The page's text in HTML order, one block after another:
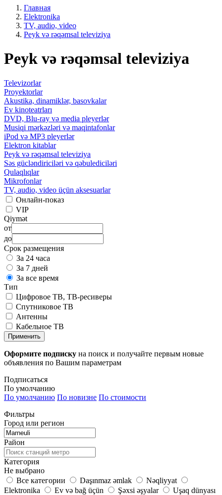
Главная
Elektronika
TV, audio, video
Peyk və rəqəmsal televiziya
Peyk və rəqəmsal televiziya
Televizorlar
Proyektorlar
Akustika, dinamiklər, basovkalar
Ev kinoteatrları
DVD, Blu-ray və media pleyerlər
Musiqi mərkəzləri və maqintafonlar
iPod və MP3 pleyerlər
Elektron kitablar
Peyk və rəqəmsal televiziya
Səs gücləndiriciləri və qəbulediciləri
Qulaqlıqlar
Mikrofonlar
TV, audio, video üçün aksesuarlar
Онлайн-показ
VIP
Qiymət
от
до
Срок размещения
За 24 часа
За 7 дней
За все время
Тип
Цифровое ТВ, ТВ-ресиверы
Спутниковое ТВ
Антенны
Кабельное ТВ
Применить
Оформите подписку на поиск и получайте первым новые
объявления по Вашим параметрам
Подписаться
По умолчанию
По умолчанию По новизне По стоимости
Фильтры
Город или регион
Район
Категория
Не выбрано
Все категории
Daşınmaz əmlak
Nəqliyyat
Elektronika
Ev və bağ üçün Şəxsi əşyalar
Uşaq dünyası